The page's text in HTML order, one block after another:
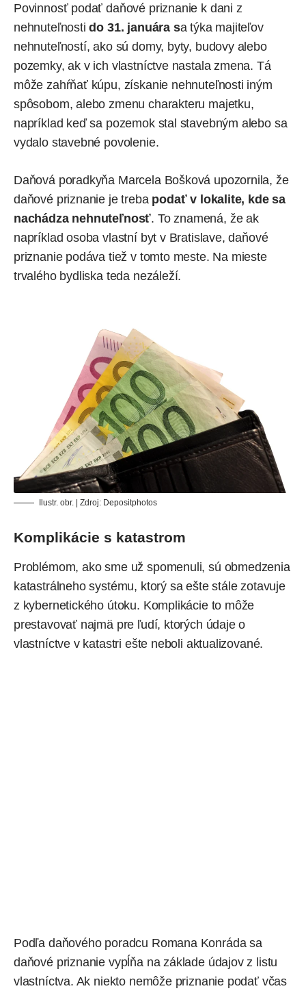
Povinnosť podať daňové priznanie k dani z
nehnuteľnostido 31. januára sa týka majiteľov
nehnuteľností, ako sú domy, byty, budovy alebo
pozemky, ak v ich vlastníctve nastala zmena. Tá
môže zahŕňať kúpu, získanie nehnuteľnosti iným
spôsobom, alebo zmenu charakteru majetku,
napríklad keď sa pozemok stal stavebným alebo sa
vydalo stavebné povolenie.
Daňová poradkyňa Marcela Bošková upozornila, že
daňové priznanie je treba podať v lokalite, kde sa
nachádza nehnuteľnosť. To znamená, že ak
napríklad osoba vlastní byt v Bratislave, daňové
priznanie podáva tiež v tomto meste. Na mieste
trvalého bydliska teda nezáleží.
Ilustr. obr. | Zdroj: Depositphotos
Komplikácie s katastrom
Problémom, ako sme už spomenuli, sú obmedzenia
katastrálneho systému, ktorý sa ešte stále zotavuje
z kybernetického útoku. Komplikácie to môže
prestavovať najmä pre ľudí, ktorých údaje o
vlastníctve v katastri ešte neboli aktualizované.
Podľa daňového poradcu Romana Konráda sa
daňové priznanie vypĺňa na základe údajov z listu
vlastníctva. Ak niekto nemôže priznanie podať včas